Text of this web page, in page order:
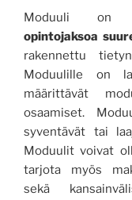
Moduuli on
opintojaksoa
rakennettu
Moduulille on
määrittävät
osaamiset.
syventävät tai
Moduulit voivat
tarjota myös
sekä